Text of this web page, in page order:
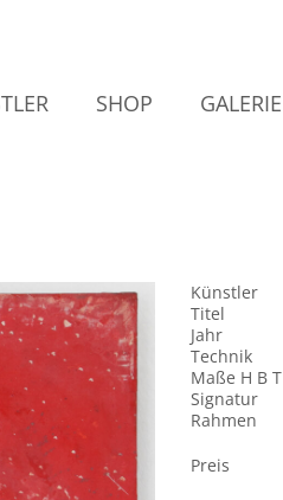
SHOP GALERIE
Künstler
Titel
Jahr
Technik
Maße H B T
Signatur
Rahmen
Preis